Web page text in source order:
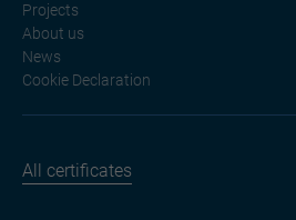
Projects
About us
News
Cookie Declaration
All certificates